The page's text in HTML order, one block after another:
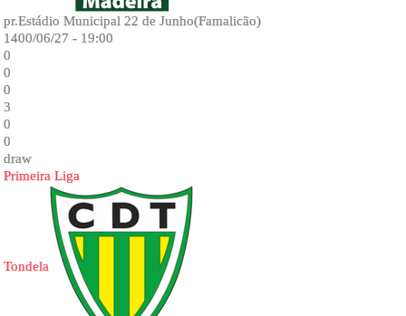
pr.Estádio Municipal 22 de Junho(Famalicão)
1400/06/27 - 19:00
0
0
0
3
0
0
draw
Primeira Liga
Tondela